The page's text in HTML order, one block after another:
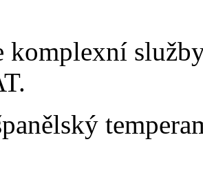
komplexní